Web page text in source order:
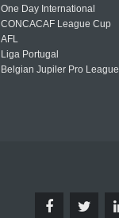
One Day International
CONCACAF League Cup
AFL
Liga Portugal
Belgian Jupiler Pro League